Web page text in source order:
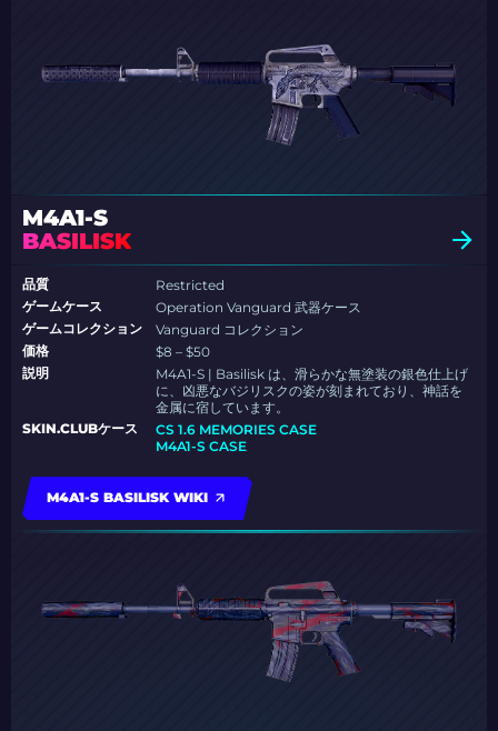
M4A1-S
BASILISK
品質
Restricted
ゲームケース
Operation Vanguard 武器ケース
ゲームコレクション
Vanguard コレクション
価格
$8 – $50
説明
M4A1-S | Basilisk は、滑らかな無塗装の銀色仕上げ
に、凶悪なバジリスクの姿が刻まれており、神話を
金属に宿しています。
SKIN.CLUBケース
CS 1.6 MEMORIES CASE
M4A1-S CASE
M4A1-S BASILISK WIKI